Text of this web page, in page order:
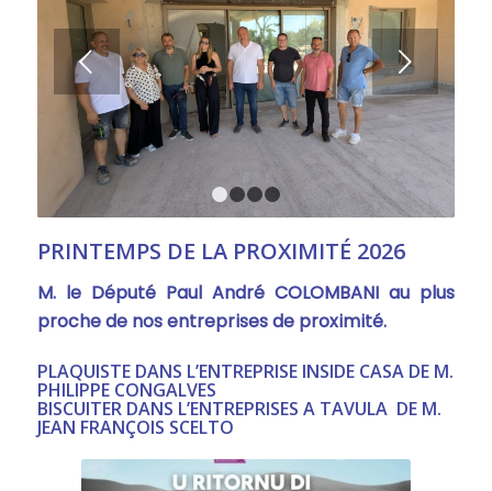
Suivant
1 3 4
PRINTEMPS DE LA PROXIMITÉ 2026
M. le Député Paul André COLOMBANI au plus
proche de nos entreprises de proximité.
PLAQUISTE DANS L’ENTREPRISE INSIDE CASA DE M.
PHILIPPE CONGALVES
BISCUITER DANS L’ENTREPRISES A TAVULA DE M.
JEAN FRANÇOIS SCELTO